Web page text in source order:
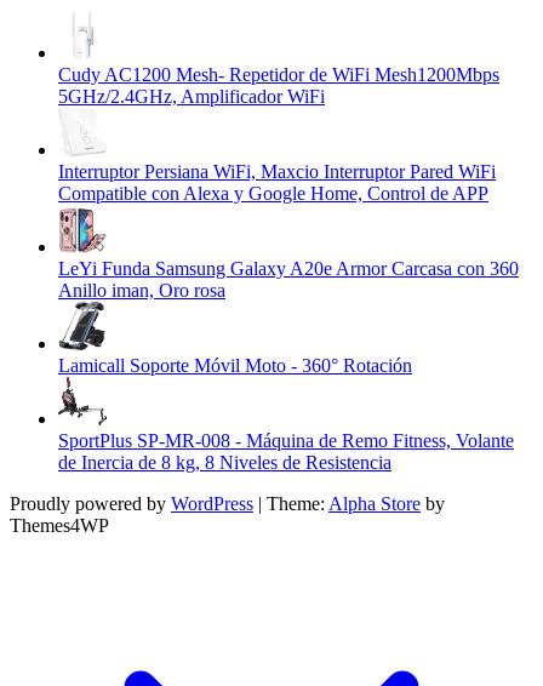
Cudy AC1200 Mesh- Repetidor de WiFi Mesh1200Mbps
5GHz/2.4GHz, Amplificador WiFi
Interruptor Persiana WiFi, Maxcio Interruptor Pared WiFi
Compatible con Alexa y Google Home, Control de APP
LeYi Funda Samsung Galaxy A20e Armor Carcasa con 360
Anillo iman, Oro rosa
Lamicall Soporte Móvil Moto - 360° Rotación
SportPlus SP-MR-008 - Máquina de Remo Fitness, Volante
de Inercia de 8 kg, 8 Niveles de Resistencia
Proudly powered by WordPress | Theme: Alpha Store by
Themes4WP